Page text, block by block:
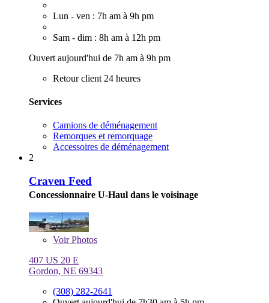
Lun - ven : 7h am à 9h pm
Sam - dim : 8h am à 12h pm
Ouvert aujourd'hui de 7h am à 9h pm
Retour client 24 heures
Services
Camions de déménagement
Remorques et remorquage
Accessoires de déménagement
2
Craven Feed
Concessionnaire U-Haul dans le voisinage
VoirPhotos
407 US 20 E
Gordon, NE 69343
(308) 282-2641